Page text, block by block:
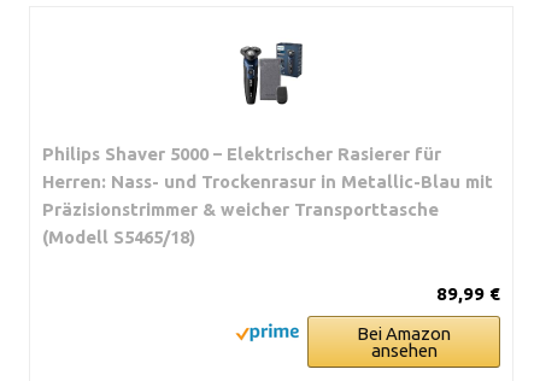
Philips Shaver 5000 – Elektrischer Rasierer für
Herren: Nass- und Trockenrasur in Metallic-Blau mit
Präzisionstrimmer & weicher Transporttasche
(Modell S5465/18)
89,99 €
Bei Amazon
ansehen